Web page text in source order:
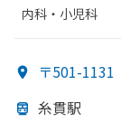
内科・​小児科
〒501-1131
糸貫駅